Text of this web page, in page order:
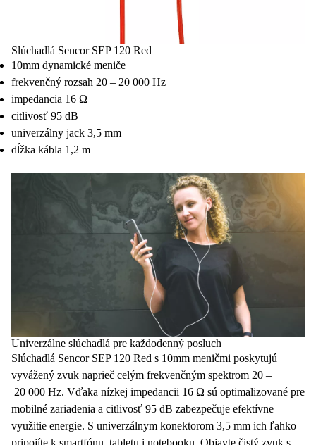
Slúchadlá Sencor SEP 120 Red
10mm dynamické meniče
frekvenčný rozsah 20 – 20 000 Hz
impedancia 16 Ω
citlivosť 95 dB
univerzálny jack 3,5 mm
dĺžka kábla 1,2 m
Univerzálne slúchadlá pre každodenný posluch
Slúchadlá Sencor SEP 120 Red s 10mm meničmi poskytujú
vyvážený zvuk naprieč celým frekvenčným spektrom 20 –
20 000 Hz. Vďaka nízkej impedancii 16 Ω sú optimalizované pre
mobilné zariadenia a citlivosť 95 dB zabezpečuje efektívne
využitie energie. S univerzálnym konektorom 3,5 mm ich ľahko
pripojíte k smartfónu, tabletu i notebooku. Objavte čistý zvuk s